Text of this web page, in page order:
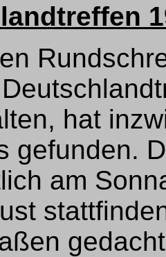
hat
gefunden.
am